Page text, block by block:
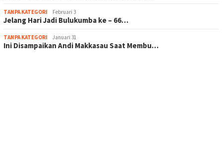
TANPA KATEGORI Februari 3
Jelang Hari Jadi Bulukumba ke – 66…
TANPA KATEGORI Januari 31
Ini Disampaikan Andi Makkasau Saat Membu…